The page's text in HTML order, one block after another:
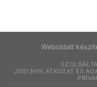
Weboldalt
JOGI NYILATKOZAT ÉS